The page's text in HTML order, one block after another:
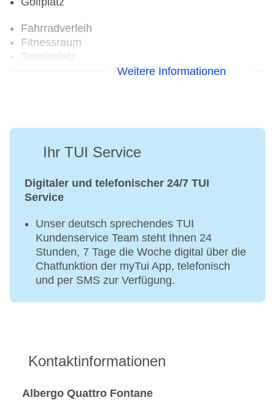
Fahrradverleih
Fitnessraum
Tennisplatz
Weitere Informationen
Ihr TUI Service
Digitaler und telefonischer 24/7 TUI
Service
Unser deutsch sprechendes TUI
Kundenservice Team steht Ihnen 24
Stunden, 7 Tage die Woche digital über die
Chatfunktion der myTui App, telefonisch
und per SMS zur Verfügung.
Kontaktinformationen
Albergo Quattro Fontane